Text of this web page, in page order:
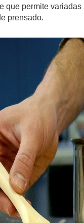
que permite
prensado.